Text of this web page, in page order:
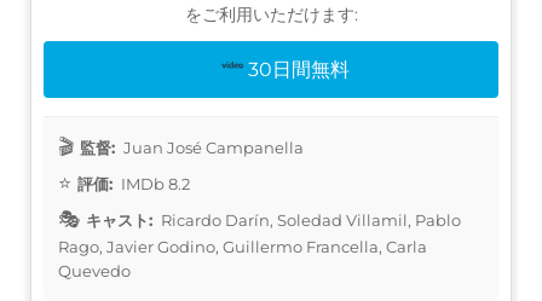
をご利用いただけます:
30日間無料
監督: Juan José Campanella
評価: IMDb 8.2
キャスト: Ricardo Darín, Soledad Villamil, Pablo
Rago, Javier Godino, Guillermo Francella, Carla
Quevedo